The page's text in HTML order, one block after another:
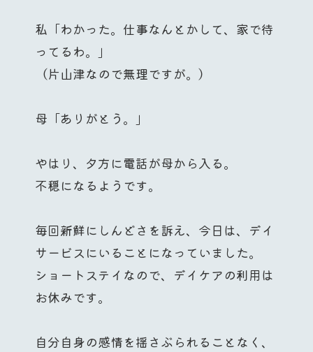
私「わかった。仕事なんとかして、家で待
ってるわ。」
（片山津なので無理ですが。）
母「ありがとう。」
やはり、夕方に電話が母から入る。
不穏になるようです。
毎回新鮮にしんどさを訴え、今日は、デイ
サービスにいることになっていました。
ショートステイなので、デイケアの利用は
お休みです。
自分自身の感情を揺さぶられることなく、